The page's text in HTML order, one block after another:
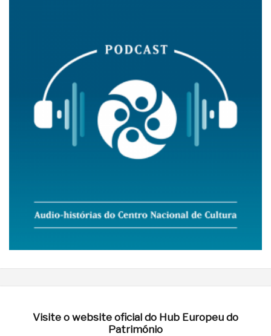
Visite o website oficial do Hub Europeu do
Património